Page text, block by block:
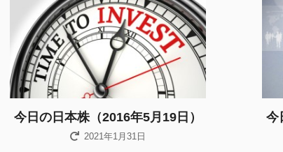
今日の日本株（2016年5月19日）
2021年1月31日
今